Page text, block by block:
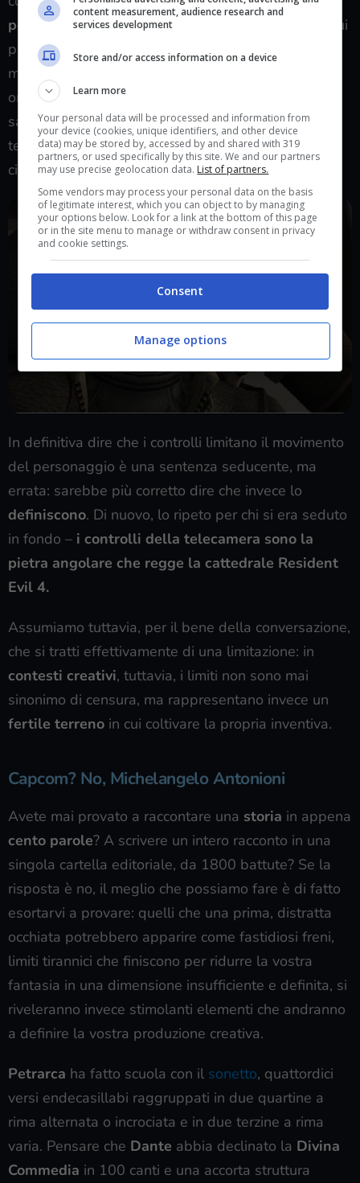
pedina Leonin avanti? Bene, il
davanti a lui
proverà a chiudergli la strada o ad anticipare il suo
movimento intercettandolo con un fendente. Ho
ordinato alla pedina Leon di ricaricare? I nemici
saranno attratti dalla temporanea disabilità e
tenteranno di avvicinarsi, di chiudere il gap, di
circondarci.
In definitiva dire che i controlli limitano il movimento
del personaggio è una sentenza seducente, ma
errata: sarebbe più corretto dire che invece lo
definiscono. Di nuovo, lo ripeto per chi si era seduto
in fondo – i controlli della telecamera sono la
pietra angolare che regge la cattedrale Resident
Evil 4.
Assumiamo tuttavia, per il bene della conversazione,
che si tratti effettivamente di una limitazione: in
contesti creativi, tuttavia, i limiti non sono mai
sinonimo di censura, ma rappresentano invece un
fertile terreno in cui coltivare la propria inventiva.
Capcom? No, Michelangelo Antonioni
Avete mai provato a raccontare una storia in appena
cento parole? A scrivere un intero racconto in una
singola cartella editoriale, da 1800 battute? Se la
risposta è no, il meglio che possiamo fare è di fatto
esortarvi a provare: quelli che una prima, distratta
occhiata potrebbero apparire come fastidiosi freni,
limiti tirannici che finiscono per ridurre la vostra
fantasia in una dimensione insufficiente e definita, si
riveleranno invece stimolanti elementi che andranno
a definire la vostra produzione creativa.
Petrarca ha fatto scuola con il sonetto, quattordici
versi endecasillabi raggruppati in due quartine a
rima alternata o incrociata e in due terzine a rima
varia. Pensare che Dante abbia declinato la Divina
Commedia in 100 canti e una accorta struttura
content measurement, audience research and
services development
Store and/or access information on a device
Learn more
Your personal data will be processed and information from
your device (cookies, unique identifiers, and other device
data) may be stored by, accessed by and shared with 319
partners, or used specifically by this site. We and our partners
may use precise geolocation data. List of partners.
Some vendors may process your personal data on the basis
of legitimate interest, which you can object to by managing
your options below. Look for a link at the bottom of this page
or in the site menu to manage or withdraw consent in privacy
and cookie settings.
Consent
Manage options